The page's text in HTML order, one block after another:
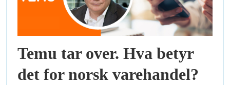
Temu tar over. Hva betyr
det for norsk varehandel?